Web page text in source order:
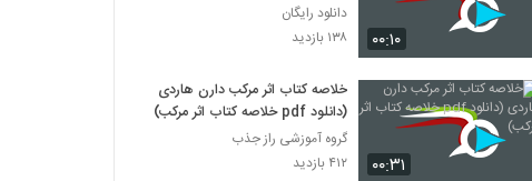
۰۰:۱۰
دانلود رایگان
۱۳۸ بازدید
۰۰:۳۱
خلاصه کتاب اثر مرکب دارن هاردی
(دانلود pdf خلاصه کتاب اثر مرکب)
گروه آموزشی راز جذب
۴۱۲ بازدید